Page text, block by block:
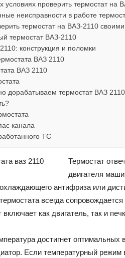
условиях проверить термостат на
неисправности в работе
термостат на ВАЗ-2110
термостат ВАЗ-2110
конструкция и поломки
ВАЗ 2110
ВАЗ 2110
дорабатываем термостат ВАЗ
канала
ТС
Термостат
двигателя
антифриза или
всегда
включает как двигатель, так и
достигнет
Если температурный